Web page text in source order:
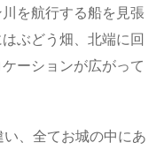
を航行する船を見張
ぶどう畑、北端に回
ーションが広がって
、全てお城の中にあ